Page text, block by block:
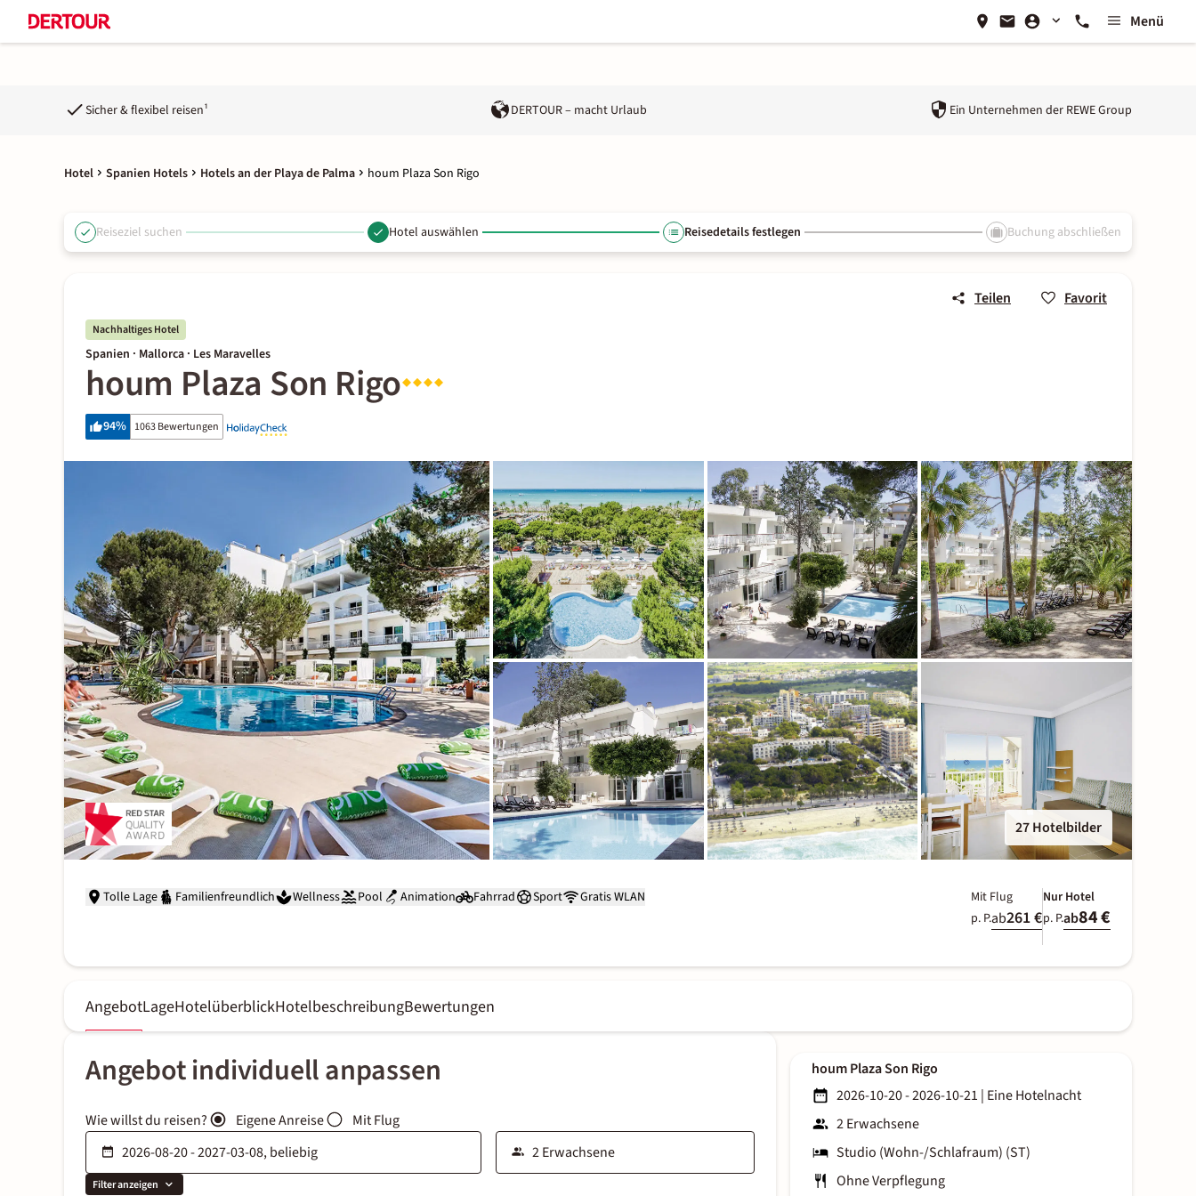
Menü
Sicher & flexibel reisen¹ DERTOUR – macht Urlaub Ein Unternehmen der REWE Group
Hotel Spanien Hotels Hotels an der Playa de Palma houm Plaza Son Rigo
Reiseziel suchen Hotel auswählen Reisedetails festlegen Buchung abschließen
Teilen Favorit
Nachhaltiges Hotel
Spanien · Mallorca · Les Maravelles
houm Plaza Son Rigo
94% 1063 Bewertungen
27 Hotelbilder
Tolle Lage Familienfreundlich Wellness Pool Animation Fahrrad Sport Gratis WLAN
Mit Flug
p. P.ab261 €
Nur Hotel
p. P.ab84 €
AngebotLageHotelüberblickHotelbeschreibungBewertungen
Angebot individuell anpassen
Wie willst du reisen? Eigene Anreise Mit Flug
Filter anzeigen
houm Plaza Son Rigo
2026-10-20 - 2026-10-21 | Eine Hotelnacht
2 Erwachsene
Studio (Wohn-/Schlafraum) (ST)
Ohne Verpflegung